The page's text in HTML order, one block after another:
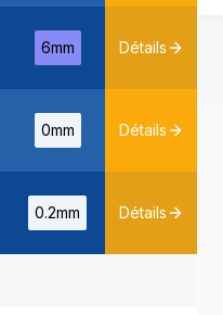
6mm Détails
0mm Détails
0.2mm Détails